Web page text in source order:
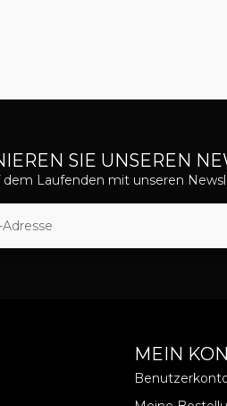
SIE UNSEREN
dem Laufenden mit unseren
MEIN